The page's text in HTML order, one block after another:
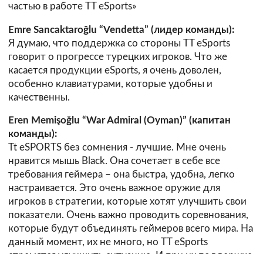
частью в работе TT eSports»
Emre Sancaktaroğlu “Vendetta” (лидер команды):
Я думаю, что поддержка со стороны TT eSports
говорит о прогрессе турецких игроков. Что же
касается продукции eSports, я очень доволен,
особенно клавиатурами, которые удобны и
качественны.
Eren Memişoğlu “War Admiral (Oyman)” (капитан
команды):
Tt eSPORTS без сомнения - лучшие. Мне очень
нравится мышь Black. Она сочетает в себе все
требования геймера – она быстра, удобна, легко
настраивается. Это очень важное оружие для
игроков в стратегии, которые хотят улучшить свои
показатели. Очень важно проводить соревнования,
которые будут объединять геймеров всего мира. На
данный момент, их не много, но TT eSports